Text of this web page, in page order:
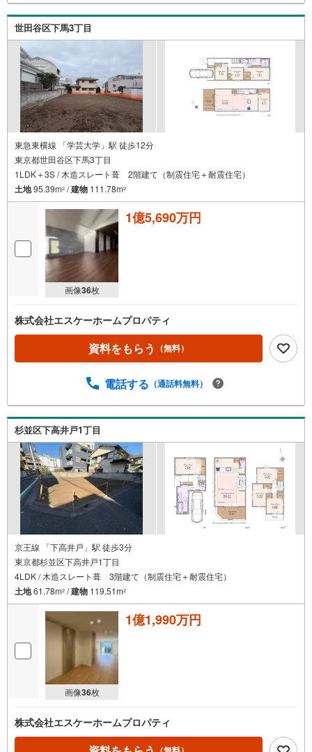
世田谷区下馬3丁目
東急東横線 「学芸大学」駅 徒歩12分
東京都世田谷区下馬3丁目
1LDK＋3S / 木造スレート葺 2階建て（制震住宅＋耐震住宅）
土地95.39m2 /建物 111.78m2
画像36枚
1億5,690万円
株式会社エスケーホームプロパティ
資料をもらう （無料）
電話する （通話料無料）
杉並区下高井戸1丁目
京王線 「下高井戸」駅 徒歩3分
東京都杉並区下高井戸1丁目
4LDK / 木造スレート葺 3階建て（制震住宅＋耐震住宅）
土地61.78m2 /建物 119.51m2
画像36枚
1億1,990万円
株式会社エスケーホームプロパティ